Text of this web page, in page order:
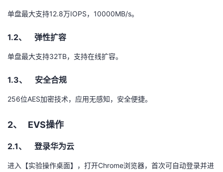
单盘最大支持12.8万IOPS， 10000MB/s。
1.2、 弹性扩容
单盘最大支持32TB，支持在线扩容。
1.3、 安全合规
256位AES加密技术，应用无感知，安全便捷。
2、 EVS操作
2.1、 登录华为云
进入【实验操作桌面】，打开Chrome浏览器，首次可自动登录并进